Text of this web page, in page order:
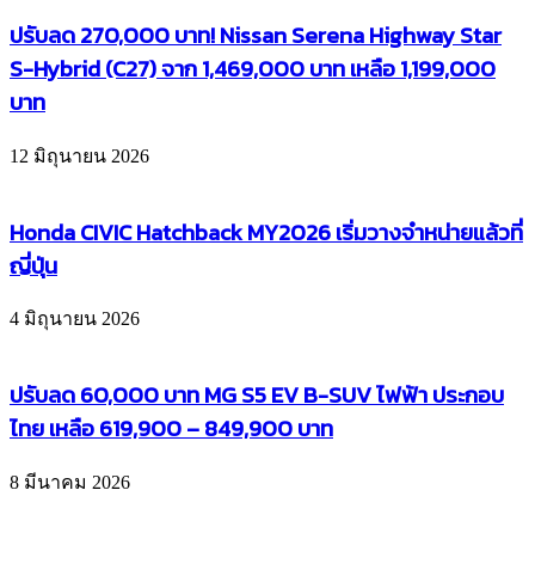
ปรับลด 270,000 บาท! Nissan Serena Highway Star
S-Hybrid (C27) จาก 1,469,000 บาท เหลือ 1,199,000
บาท
12 มิถุนายน 2026
Honda CIVIC Hatchback MY2026 เริ่มวางจำหน่ายแล้วที่
ญี่ปุ่น
4 มิถุนายน 2026
ปรับลด 60,000 บาท MG S5 EV B-SUV ไฟฟ้า ประกอบ
ไทย เหลือ 619,900 – 849,900 บาท
8 มีนาคม 2026